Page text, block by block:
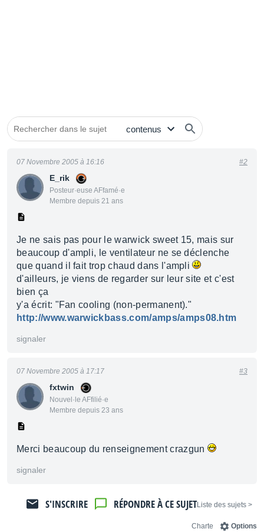
E_rik
Posteur·euse AFfamé·e
Membre depuis 21 ans
07 Novembre 2005 à 16:16 #2
Je ne sais pas pour le warwick sweet 15, mais sur
beaucoup d'ampli, le ventilateur ne se déclenche
que quand il fait trop chaud dans l'ampli
d'ailleurs, je viens de regarder sur leur site et c'est
bien ça
y'a écrit: "Fan cooling (non-permanent)."
http://www.warwickbass.com/amps/amps08.htm
signaler
fxtwin
Nouvel·le AFfilié·e
Membre depuis 23 ans
07 Novembre 2005 à 17:17 #3
Merci beaucoup du renseignement crazgun
signaler
< Liste des sujets
RÉPONDRE À CE SUJET
S'INSCRIRE
Options
Charte